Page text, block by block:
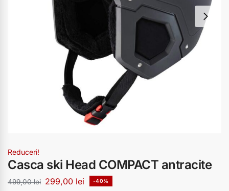
Reduceri!
Casca ski Head COMPACT antracite
499,00lei 299,00 lei -40%